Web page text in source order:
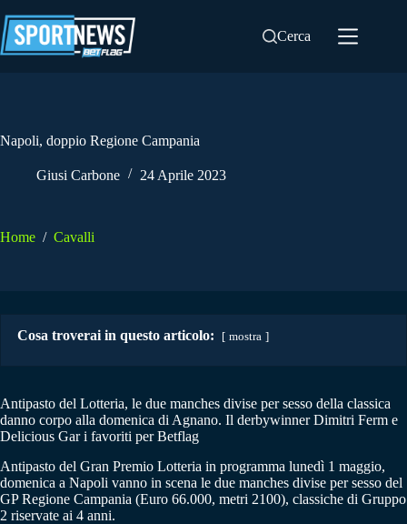
al
contenuto
Cerca
Napoli, doppio Regione Campania
Giusi Carbone 24 Aprile 2023
Home / Cavalli
Cosa troverai in questo articolo: mostra
Antipasto del Lotteria, le due manches divise per sesso della classica
danno corpo alla domenica di Agnano. Il derbywinner Dimitri Ferm e
Delicious Gar i favoriti per Betflag
Antipasto del Gran Premio Lotteria in programma lunedì 1 maggio,
domenica a Napoli vanno in scena le due manches divise per sesso del
GP Regione Campania (Euro 66.000, metri 2100), classiche di Gruppo
2 riservate ai 4 anni.